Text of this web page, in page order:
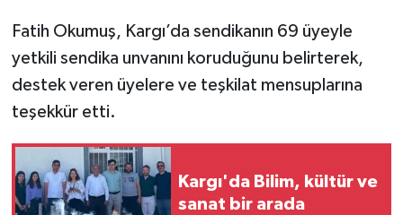
Fatih Okumuş, Kargı’da sendikanın 69 üyeyle
yetkili sendika unvanını koruduğunu belirterek,
destek veren üyelere ve teşkilat mensuplarına
teşekkür etti.
Kargı'da Bilim, kültür ve
sanat bir arada